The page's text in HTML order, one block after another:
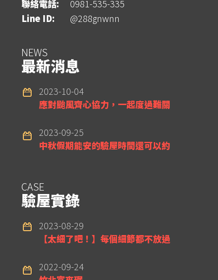
聯絡電話:
0981-535-335
Line ID:
@288gnwnn
NEWS
最新消息
2023-10-04
應對颱風齊心協力，一起度過難關
2023-09-25
中秋假期能安的驗屋時間還可以約
CASE
驗屋實錄
2023-08-29
【太細了吧！】每個細節都不放過
2022-09-24